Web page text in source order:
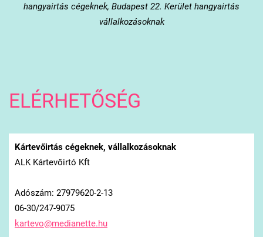
hangyairtás cégeknek, Budapest 22. Kerület hangyairtás
vállalkozásoknak
ELÉRHETŐSÉG
Kártevőirtás cégeknek, vállalkozásoknak
ALK Kártevőirtó Kft
Adószám: 27979620-2-13
06-30/247-9075
kartevo@medianette.hu